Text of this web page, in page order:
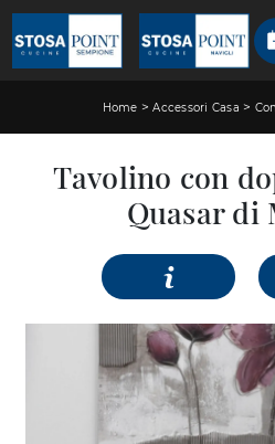
Home >Accessori Casa >
Tavolino con
Quasar di